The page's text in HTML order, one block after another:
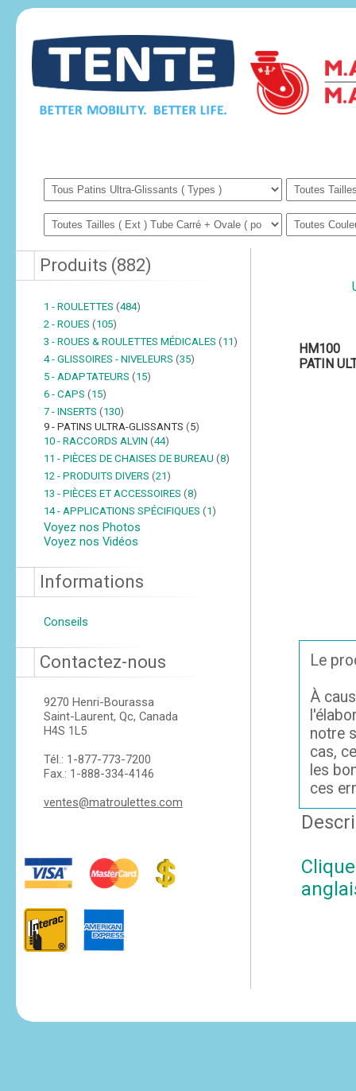
Produits (882)
1 - ROULETTES (484)
2 - ROUES (105)
3 - ROUES & ROULETTES MÉDICALES (11)
4 - GLISSOIRES - NIVELEURS (35)
5 - ADAPTATEURS (15)
6 - CAPS (15)
7 - INSERTS (130)
9 - PATINS ULTRA-GLISSANTS (5)
10 - RACCORDS ALVIN (44)
11 - PIÈCES DE CHAISES DE BUREAU (8)
12 - PRODUITS DIVERS (21)
13 - PIÈCES ET ACCESSOIRES (8)
14 - APPLICATIONS SPÉCIFIQUES (1)
Voyez nos Photos
Voyez nos Vidéos
Informations
Conseils
Contactez-nous
9270 Henri-Bourassa
Saint-Laurent, Qc, Canada
H4S 1L5
Tél.: 1-877-773-7200
Fax.: 1-888-334-4146
ventes@matroulettes.com
HM100
PATIN
Le
À
notre
cas,
les
ces